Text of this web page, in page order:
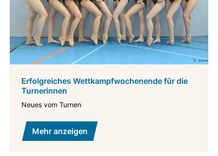
Erfolgreiches Wettkampfwochenende für die
Turnerinnen
Neues vom Turnen
Mehr anzeigen